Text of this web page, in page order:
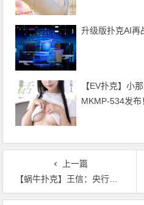
升级版扑克AI再
【EV扑克】小
MKMP-534发
上一篇
【蜗牛扑克】王信：央行数字货币有助于提升货币政策有效性